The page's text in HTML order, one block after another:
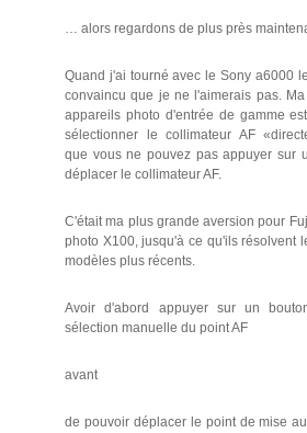
… alors regardons de plus près
Quand j'ai tourné avec le Sony a6000
convaincu que je ne l'aimerais pas.
appareils photo d'entrée de gamme
sélectionner le collimateur AF
que vous ne pouvez pas appuyer sur
déplacer le collimateur AF.
C'était ma plus grande aversion pour
photo X100, jusqu'à ce qu'ils résolvent
modèles plus récents.
Avoir d'abord appuyer sur un
sélection manuelle du point AF
avant
de pouvoir déplacer le point de mise